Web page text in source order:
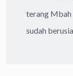
terang Mbah
sudah